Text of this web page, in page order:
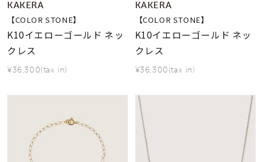
KAKERA
【COLOR STONE】
K10イエローゴールド ネッ
クレス
¥36,300(tax in)
KAKERA
【COLOR STONE】
K10イエローゴールド ネッ
クレス
¥36,300(tax in)